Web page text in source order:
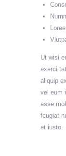
Ut wisi
exerci
aliquip
vel eum
esse
feugiat
et iusto.